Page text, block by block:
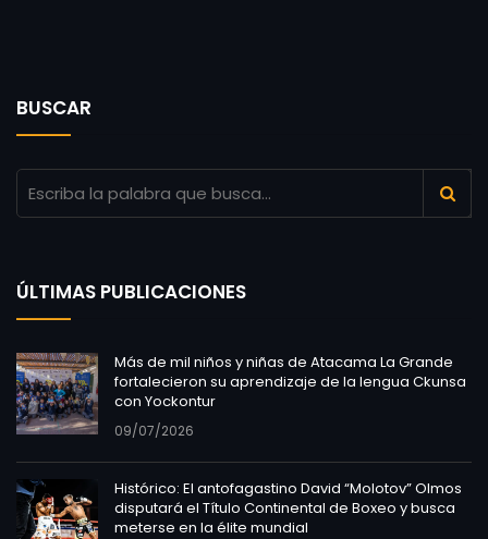
BUSCAR
ÚLTIMAS PUBLICACIONES
Más de mil niños y niñas de Atacama La Grande
fortalecieron su aprendizaje de la lengua Ckunsa
con Yockontur
09/07/2026
Histórico: El antofagastino David “Molotov” Olmos
disputará el Título Continental de Boxeo y busca
meterse en la élite mundial